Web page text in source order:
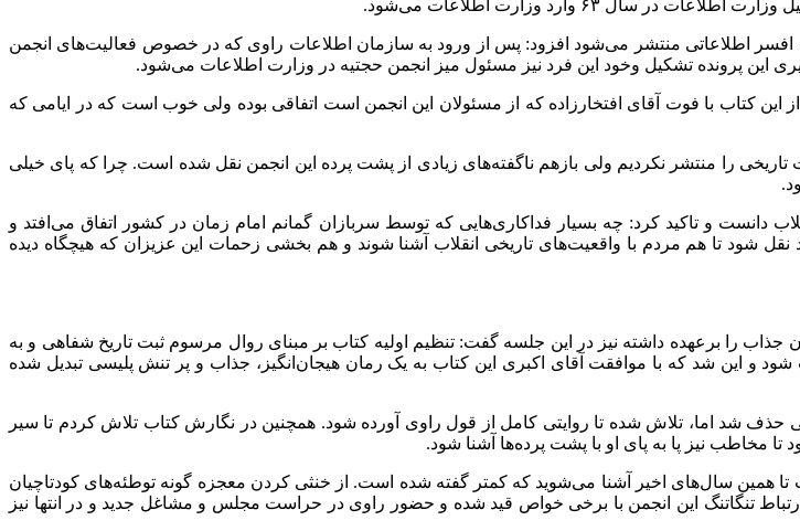
افسر اطلاعاتی منتشر می‌شود افزود: پس از ورود به سازمان اطلاعات راوی که در خصوص فعالیت‌های انجمن
این پرونده تشکیل وخود این فرد نیز مسئول میز انجمن حجتیه در وزارت اطلاعات می‌شود.
این کتاب با فوت آقای افتخارزاده که از مسئولان این انجمن است اتفاقی بوده ولی خوب است که در ایامی که
را منتشر نکردیم ولی بازهم ناگفته‌های زیادی از پشت پرده این انجمن نقل شده است. چرا که پای خیلی
دانست و تاکید کرد: چه بسیار فداکاری‌هایی که توسط سربازان گمانم امام زمان در کشور اتفاق می‌افتد و
تا هم مردم با واقعیت‌های تاریخی انقلاب آشنا شوند و هم بخشی زحمات این عزیزان که هیچگاه دیده
جذاب را برعهده داشته نیز در این جلسه گفت: تنظیم اولیه کتاب بر مبنای روال مرسوم ثبت تاریخ شفاهی و به
و این شد که با موافقت آقای اکبری این کتاب به یک رمان هیجان‌انگیز، جذاب و پر تنش پلیسی تبدیل شده
حذف شد اما، تلاش شده تا روایتی کامل از قول راوی آورده شود. همچنین در نگارش کتاب تلاش کردم تا سیر
مخاطب نیز پا به پای او با پشت پرده‌ها آشنا شود.
تا همین سال‌های اخیر آشنا می‌شوید که کمتر گفته شده است. از خنثی کردن معجزه گونه توطئه‌های کودتاچیان
تنگاتنگ این انجمن با برخی خواص قید شده و حضور راوی در حراست مجلس و مشاغل جدید و در انتها نیز